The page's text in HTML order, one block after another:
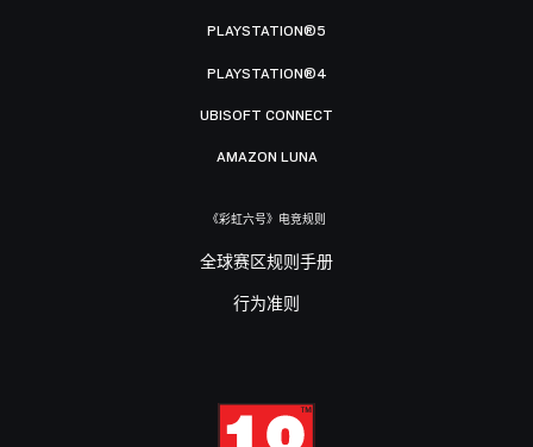
PLAYSTATION®5
PLAYSTATION®4
UBISOFT CONNECT
AMAZON LUNA
《彩虹六号》电竞规则
全球赛区规则手册
行为准则